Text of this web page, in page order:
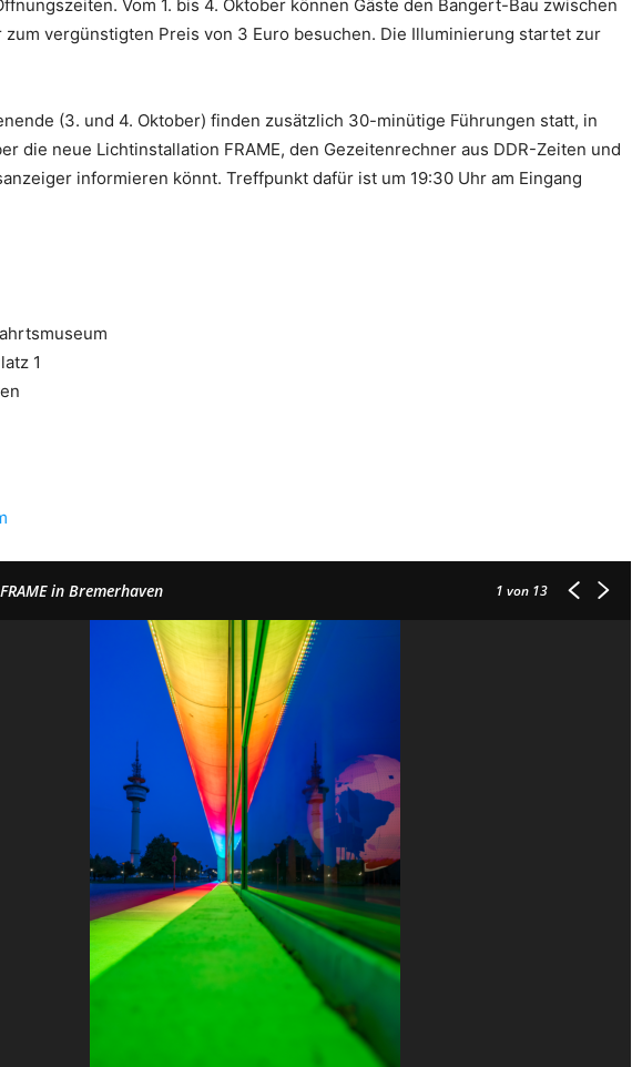
Vom 1. bis 4. Oktober können Gäste den Bangert-Bau zwischen
zum vergünstigten Preis von 3 Euro besuchen. Die Illuminierung startet zur
(3. und 4. Oktober) finden zusätzlich 30-minütige Führungen statt, in
die neue Lichtinstallation FRAME, den Gezeitenrechner aus DDR-Zeiten und
informieren könnt. Treffpunkt dafür ist um 19:30 Uhr am Eingang
1
in Bremerhaven 1 von 13